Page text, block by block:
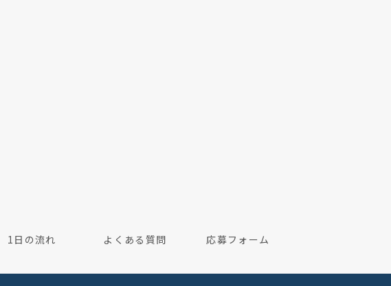
1日の流れ よくある質問 応募フォーム